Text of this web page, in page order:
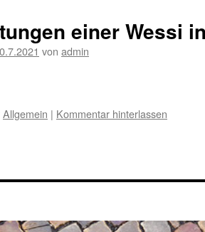
einer Wessi
von admin
Allgemein | Kommentar hinterlassen